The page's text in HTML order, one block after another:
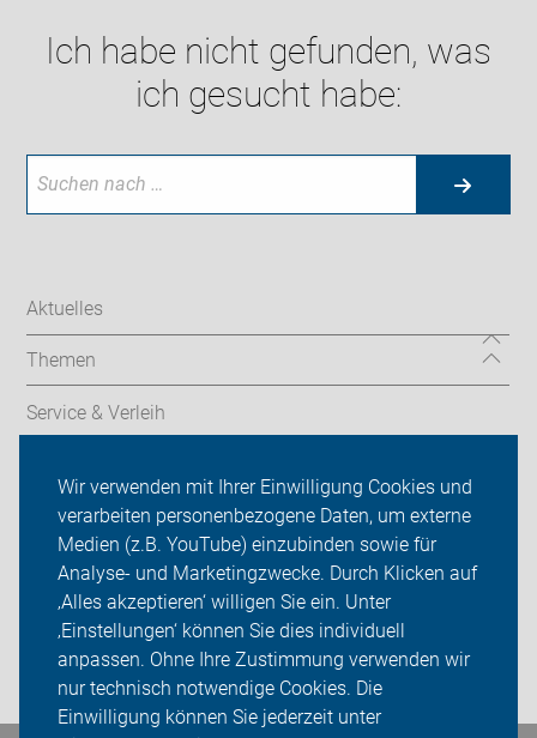
Wir verwenden mit Ihrer Einwilligung Cookies und
verarbeiten personenbezogene Daten, um externe
Medien (z.B. YouTube) einzubinden sowie für
Analyse- und Marketingzwecke. Durch Klicken auf
‚Alles akzeptieren‘ willigen Sie ein. Unter
‚Einstellungen‘ können Sie dies individuell
anpassen. Ohne Ihre Zustimmung verwenden wir
nur technisch notwendige Cookies. Die
Einwilligung können Sie jederzeit unter
Ich habe nicht gefunden, was
ich gesucht habe:
Aktuelles
Themen
Service & Verleih
Rückblicke
ADFC Unna
Sei dabei
Login